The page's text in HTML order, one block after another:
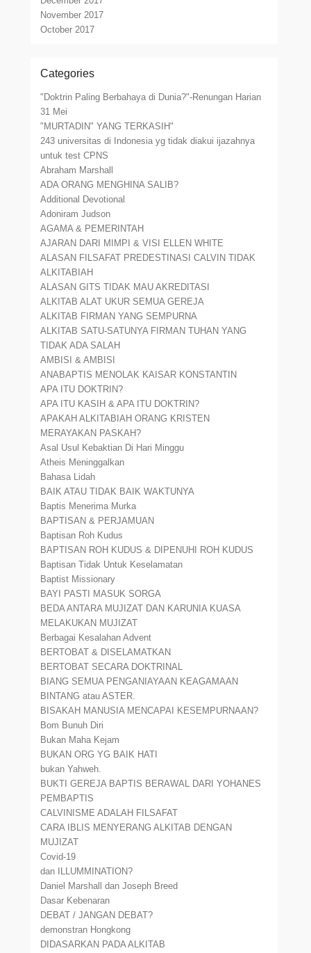
November 2017
October 2017
Categories
"Doktrin Paling Berbahaya di Dunia?"-Renungan Harian
31 Mei
"MURTADIN" YANG TERKASIH"
243 universitas di Indonesia yg tidak diakui ijazahnya
untuk test CPNS
Abraham Marshall
ADA ORANG MENGHINA SALIB?
Additional Devotional
Adoniram Judson
AGAMA & PEMERINTAH
AJARAN DARI MIMPI & VISI ELLEN WHITE
ALASAN FILSAFAT PREDESTINASI CALVIN TIDAK
ALKITABIAH
ALASAN GITS TIDAK MAU AKREDITASI
ALKITAB ALAT UKUR SEMUA GEREJA
ALKITAB FIRMAN YANG SEMPURNA
ALKITAB SATU-SATUNYA FIRMAN TUHAN YANG
TIDAK ADA SALAH
AMBISI & AMBISI
ANABAPTIS MENOLAK KAISAR KONSTANTIN
APA ITU DOKTRIN?
APA ITU KASIH & APA ITU DOKTRIN?
APAKAH ALKITABIAH ORANG KRISTEN
MERAYAKAN PASKAH?
Asal Usul Kebaktian Di Hari Minggu
Atheis Meninggalkan
Bahasa Lidah
BAIK ATAU TIDAK BAIK WAKTUNYA
Baptis Menerima Murka
BAPTISAN & PERJAMUAN
Baptisan Roh Kudus
BAPTISAN ROH KUDUS & DIPENUHI ROH KUDUS
Baptisan Tidak Untuk Keselamatan
Baptist Missionary
BAYI PASTI MASUK SORGA
BEDA ANTARA MUJIZAT DAN KARUNIA KUASA
MELAKUKAN MUJIZAT
Berbagai Kesalahan Advent
BERTOBAT & DISELAMATKAN
BERTOBAT SECARA DOKTRINAL
BIANG SEMUA PENGANIAYAAN KEAGAMAAN
BINTANG atau ASTER.
BISAKAH MANUSIA MENCAPAI KESEMPURNAAN?
Bom Bunuh Diri
Bukan Maha Kejam
BUKAN ORG YG BAIK HATI
bukan Yahweh.
BUKTI GEREJA BAPTIS BERAWAL DARI YOHANES
PEMBAPTIS
CALVINISME ADALAH FILSAFAT
CARA IBLIS MENYERANG ALKITAB DENGAN
MUJIZAT
Covid-19
dan ILLUMMINATION?
Daniel Marshall dan Joseph Breed
Dasar Kebenaran
DEBAT / JANGAN DEBAT?
demonstran Hongkong
DIDASARKAN PADA ALKITAB